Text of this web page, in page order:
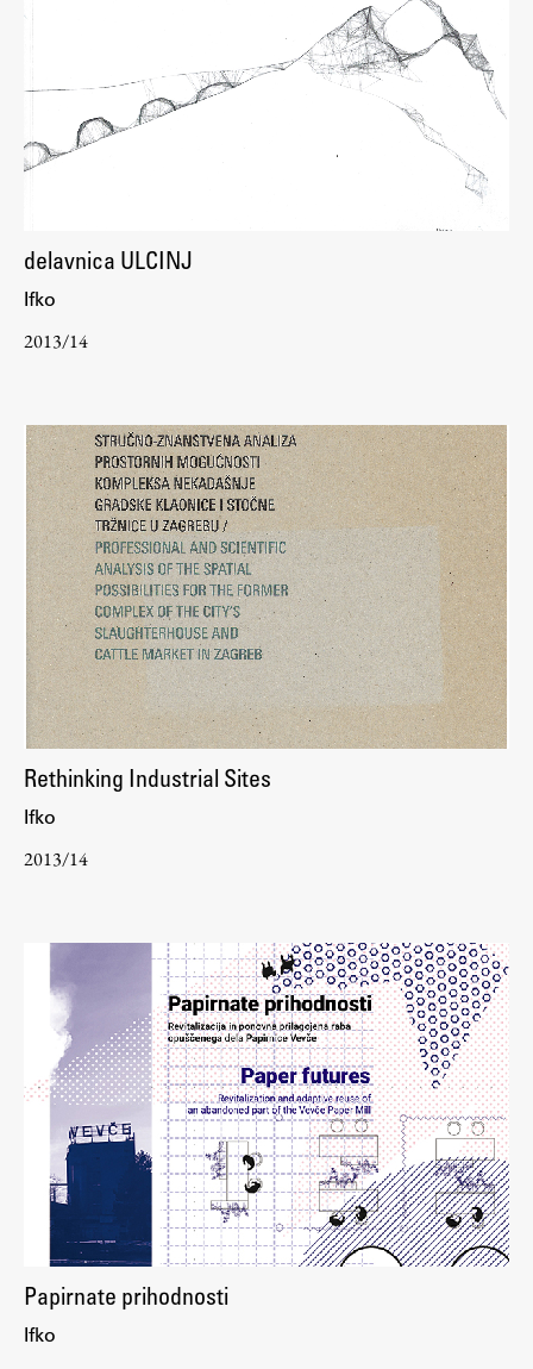
delavnica ULCINJ
Ifko
2013/14
Rethinking Industrial Sites
Ifko
2013/14
Papirnate prihodnosti
Ifko